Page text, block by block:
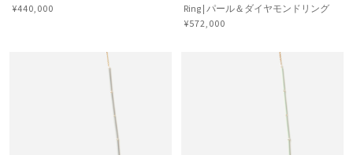
¥440,000
Ring | パール＆ダイヤモンドリング
¥572,000